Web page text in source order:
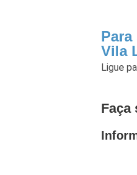
Vila
Ligue
Faça